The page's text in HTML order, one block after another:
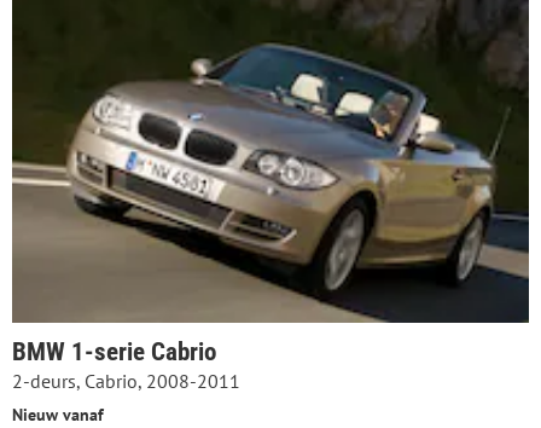
BMW 1-serie Cabrio
2-deurs, Cabrio, 2008-2011
Nieuw vanaf